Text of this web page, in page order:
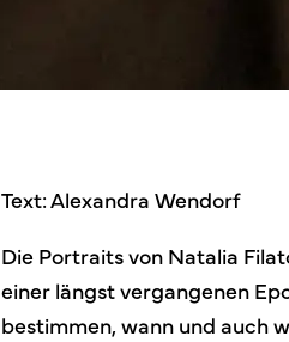
Text: Alexandra Wendorf
Die Portraits von Natalia
einer längst vergangenen
bestimmen, wann und auch